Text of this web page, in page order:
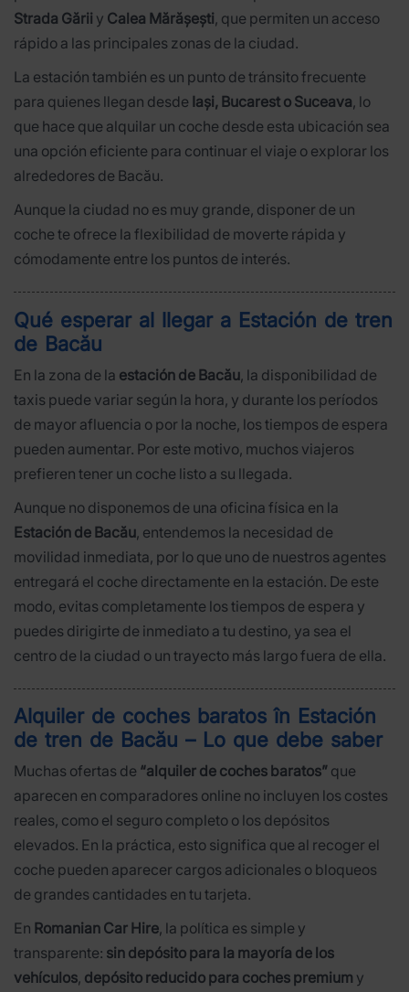
Strada Gării y Calea Mărășești, que permiten un acceso
rápido a las principales zonas de la ciudad.
La estación también es un punto de tránsito frecuente
para quienes llegan desde Iași, Bucarest o Suceava, lo
que hace que alquilar un coche desde esta ubicación sea
una opción eficiente para continuar el viaje o explorar los
alrededores de Bacău.
Aunque la ciudad no es muy grande, disponer de un
coche te ofrece la flexibilidad de moverte rápida y
cómodamente entre los puntos de interés.
Qué esperar al llegar a Estación de tren
de Bacău
En la zona de la estación de Bacău, la disponibilidad de
taxis puede variar según la hora, y durante los períodos
de mayor afluencia o por la noche, los tiempos de espera
pueden aumentar. Por este motivo, muchos viajeros
prefieren tener un coche listo a su llegada.
Aunque no disponemos de una oficina física en la
Estación de Bacău, entendemos la necesidad de
movilidad inmediata, por lo que uno de nuestros agentes
entregará el coche directamente en la estación. De este
modo, evitas completamente los tiempos de espera y
puedes dirigirte de inmediato a tu destino, ya sea el
centro de la ciudad o un trayecto más largo fuera de ella.
Alquiler de coches baratos în Estación
de tren de Bacău – Lo que debe saber
Muchas ofertas de “alquiler de coches baratos” que
aparecen en comparadores online no incluyen los costes
reales, como el seguro completo o los depósitos
elevados. En la práctica, esto significa que al recoger el
coche pueden aparecer cargos adicionales o bloqueos
de grandes cantidades en tu tarjeta.
En Romanian Car Hire, la política es simple y
transparente: sin depósito para la mayoría de los
vehículos, depósito reducido para coches premium y